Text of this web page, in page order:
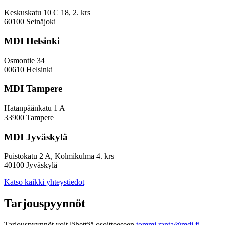
EVP-
indeksissä?
Keskuskatu 10 C 18, 2. krs
60100 Seinäjoki
MDI Helsinki
Osmontie 34
00610 Helsinki
MDI Tampere
Hatanpäänkatu 1 A
33900 Tampere
MDI Jyväskylä
Puistokatu 2 A, Kolmikulma 4. krs
40100 Jyväskylä
Katso kaikki yhteystiedot
Tarjouspyynnöt